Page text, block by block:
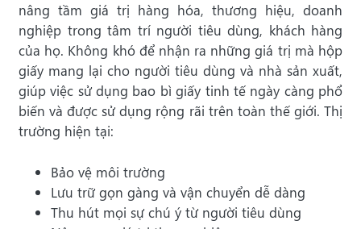
nâng tầm giá trị hàng hóa, thương hiệu, doanh
nghiệp trong tâm trí người tiêu dùng, khách hàng
của họ. Không khó để nhận ra những giá trị mà hộp
giấy mang lại cho người tiêu dùng và nhà sản xuất,
giúp việc sử dụng bao bì giấy tinh tế ngày càng phổ
biến và được sử dụng rộng rãi trên toàn thế giới. Thị
trường hiện tại:
Bảo vệ môi trường
Lưu trữ gọn gàng và vận chuyển dễ dàng
Thu hút mọi sự chú ý từ người tiêu dùng